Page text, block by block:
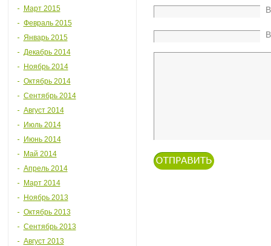
Март 2015
Февраль 2015
Январь 2015
Декабрь 2014
Ноябрь 2014
Октябрь 2014
Сентябрь 2014
Август 2014
Июль 2014
Июнь 2014
Май 2014
Апрель 2014
Март 2014
Ноябрь 2013
Октябрь 2013
Сентябрь 2013
Август 2013